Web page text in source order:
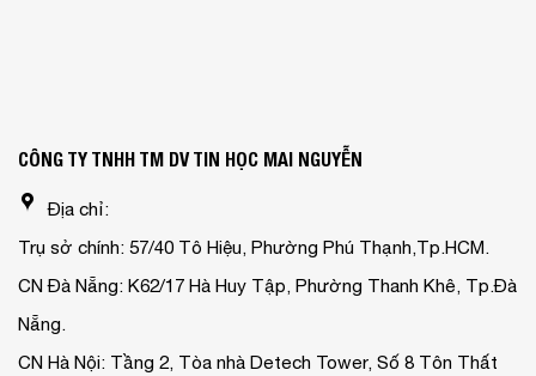
CÔNG TY TNHH TM DV TIN HỌC MAI NGUYỄN
Địa chỉ:
Trụ sở chính: 57/40 Tô Hiệu, Phường Phú Thạnh,Tp.HCM.
CN Đà Nẵng: K62/17 Hà Huy Tập, Phường Thanh Khê, Tp.Đà
Nẵng.
CN Hà Nội: Tầng 2, Tòa nhà Detech Tower, Số 8 Tôn Thất